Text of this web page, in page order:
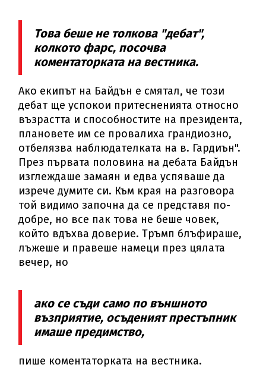
Това беше не толкова "дебат",
колкото фарс, посочва
коментаторката на вестника.
Ако екипът на Байдън е смятал, че този
дебат ще успокои притесненията относно
възрастта и способностите на президента,
плановете им се провалиха грандиозно,
отбелязва наблюдателката на в. Гардиън".
През първата половина на дебата Байдън
изглеждаше замаян и едва успяваше да
изрече думите си. Към края на разговора
той видимо започна да се представя по-
добре, но все пак това не беше човек,
който вдъхва доверие. Тръмп блъфираше,
лъжеше и правеше намеци през цялата
вечер, но
ако се съди само по външното
възприятие, осъденият престъпник
имаше предимство,
пише коментаторката на вестника.